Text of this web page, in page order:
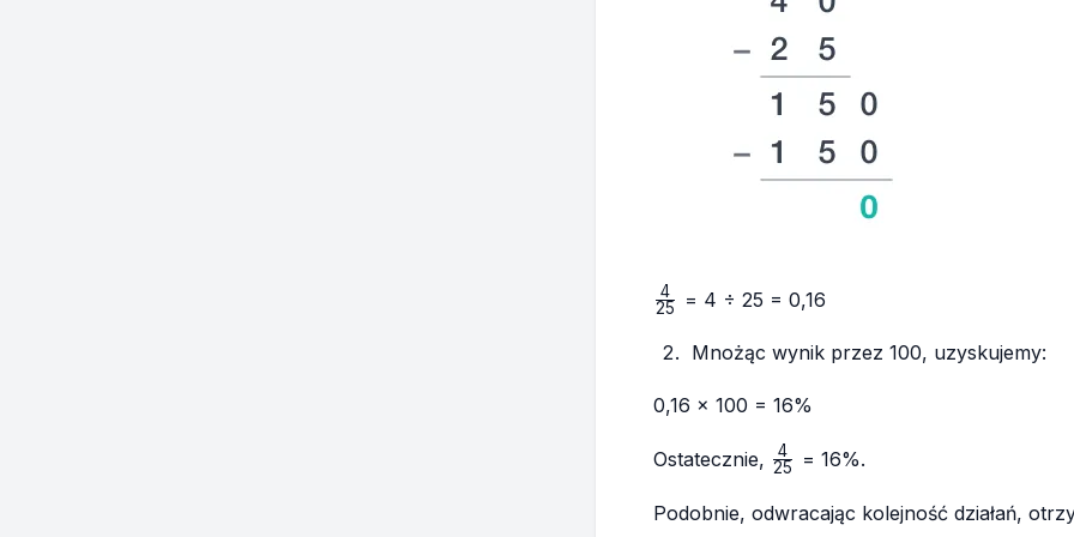
\frac{4}
25
4 = 4 ÷ 25 = 0,16
Mnożąc wynik przez 100, uzyskujemy:
0,16 × 100 = 16%
Ostatecznie, \frac{4}
25
4 = 16%.
Podobnie, odwracając kolejność działań,